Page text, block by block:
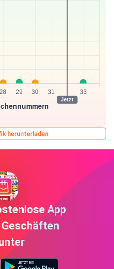
herunterladen
App